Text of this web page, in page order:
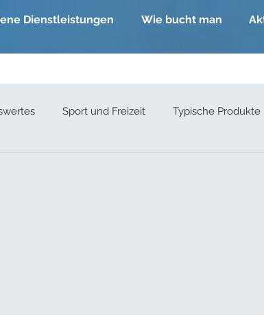
Dienstleistungen Wie bucht man
Sport und Freizeit Typische Produkte